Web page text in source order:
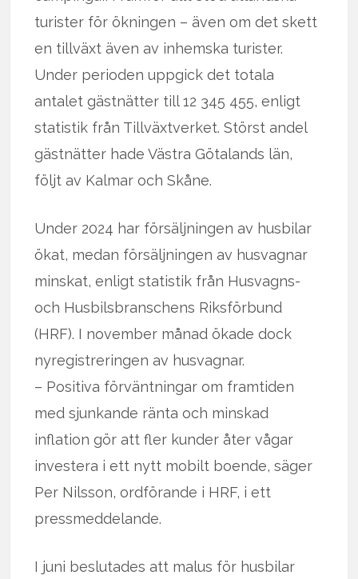
turister för ökningen – även om det skett
en tillväxt även av inhemska turister.
Under perioden uppgick det totala
antalet gästnätter till 12 345 455, enligt
statistik från Tillväxtverket. Störst andel
gästnätter hade Västra Götalands län,
följt av Kalmar och Skåne.
Under 2024 har försäljningen av husbilar
ökat, medan försäljningen av husvagnar
minskat, enligt statistik från Husvagns-
och Husbilsbranschens Riksförbund
(HRF). I november månad ökade dock
nyregistreringen av husvagnar.
– Positiva förväntningar om framtiden
med sjunkande ränta och minskad
inflation gör att fler kunder åter vågar
investera i ett nytt mobilt boende, säger
Per Nilsson, ordförande i HRF, i ett
pressmeddelande.
I juni beslutades att malus för husbilar